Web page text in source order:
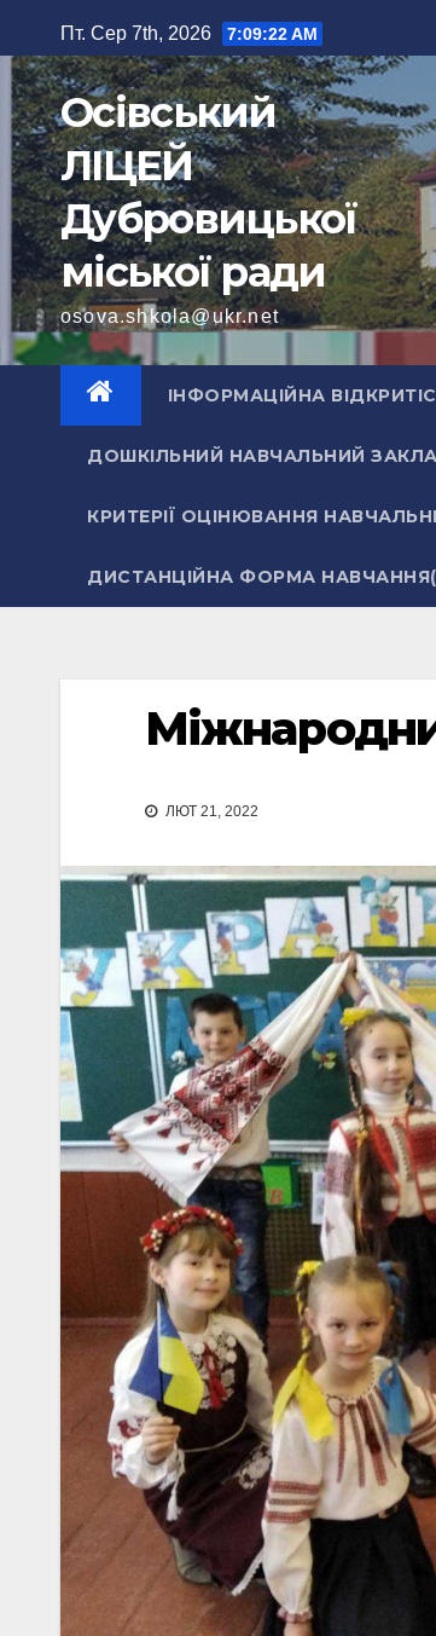
до
вмісту
Пт. Сер 7th, 2026 7:09:25 AM
Осівський
ЛІЦЕЙ
Дубровицької
міської ради
osova.shkola@ukr.net
ІНФОРМАЦІЙНА
ДОШКІЛЬНИЙ НАВЧАЛЬНИЙ
КРИТЕРІЇ ОЦІНЮВАННЯ
ДИСТАНЦІЙНА ФОРМА
ЛЮТ 21, 2022